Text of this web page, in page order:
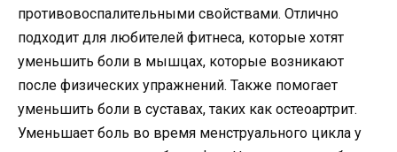
противовоспалительными свойствами. Отлично
подходит для любителей фитнеса, которые хотят
уменьшить боли в мышцах, которые возникают
после физических упражнений. Также помогает
уменьшить боли в суставах, таких как остеоартрит.
Уменьшает боль во время менструального цикла у